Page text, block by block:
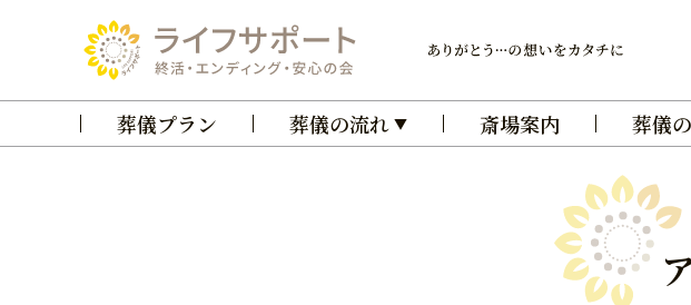
葬儀プラン 葬儀の流れ 斎場案内 葬儀